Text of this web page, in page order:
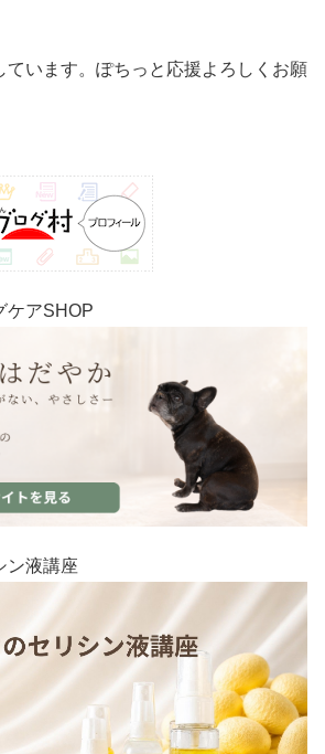
ています。ぽちっと応援よろしくお願
ケアSHOP
ン液講座